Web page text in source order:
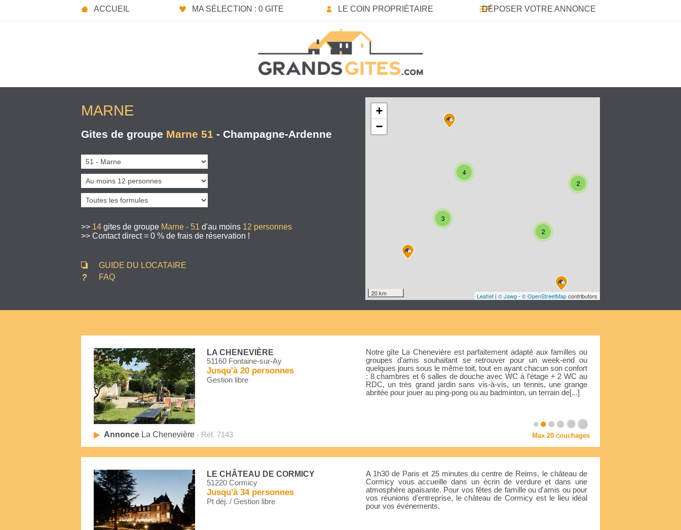
ACCUEIL MA SÉLECTION : 0 GITE LE COIN PROPRIÉTAIRE DÉPOSER VOTRE ANNONCE
MARNE
Gites de groupe Marne 51 - Champagne-Ardenne
>> 14 gites de groupe Marne - 51 d'au moins 12 personnes
>> Contact direct = 0 % de frais de réservation !
GUIDE DU LOCATAIRE
FAQ
2
2
4
3
+
−
20 km Leaflet | © Jawg- © OpenStreetMapcontributors
LA CHENEVIÈRE
51160 Fontaine-sur-Ay
Jusqu'à 20 personnes
Gestion libre
Notre gîte La Chenevière est parfaitement adapté aux familles ou
groupes d'amis souhaitant se retrouver pour un week-end ou
quelques jours sous le même toit, tout en ayant chacun son confort
: 8 chambres et 6 salles de douche avec WC à l'étage + 2 WC au
RDC, un très grand jardin sans vis-à-vis, un tennis, une grange
abritée pour jouer au ping-pong ou au badminton, un terrain de[...]
Max 20 couchages
Annonce La Chenevière - Réf. 7143
LE CHÂTEAU DE CORMICY
51220 Cormicy
Jusqu'à 34 personnes
Pt déj. / Gestion libre
A 1h30 de Paris et 25 minutes du centre de Reims, le château de
Cormicy vous accueille dans un écrin de verdure et dans une
atmosphère apaisante. Pour vos fêtes de famille ou d'amis ou pour
vos réunions d'entreprise, le château de Cormicy est le lieu idéal
pour vos événements.
Panneau de gestion des cookies